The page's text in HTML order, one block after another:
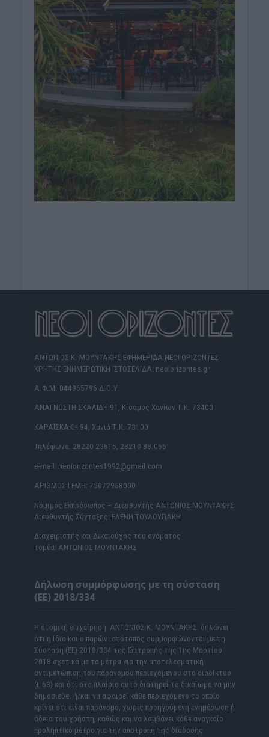
ΑΝΤΩΝΙΟΣ Κ. ΜΟΥΝΤΑΚΗΣ ΕΦΗΜΕΡΙΔΑ ΝΕΟΙ ΟΡΙΖΟΝΤΕΣ
ΚΡΗΤΗΣ ΕΝΗΜΕΡΩΤΙΚΗ ΙΣΤΟΣΕΛΙΔΑ: neoiorizontes.gr
Α.Φ.Μ. 044965796 Δ.Ο.Υ.
ΑΝΑΓΝΩΣΤΗ ΣΚΑΛΙΔΗ 91, Κίσαμος Χανίων Τ.Κ. 73400
ΚΑΡΑΪΣΚΑΚΗ 94, Χανιά Τ.Κ. 73100
Τηλέφωνα: 28220 23615, 28210 88.066
e-mail: neoiorizontes1992@gmail.com
ΑΡΙΘΜΟΣ ΓΕΜΗ: 75072958000
Νόμιμος Εκπρόσωπος – Διευθυντής ΑΝΤΩΝΙΟΣ ΜΟΥΝΤΑΚΗΣ
Διευθυντής Σύνταξης: ΕΛΕΝΗ ΤΟΥΛΟΥΠΑΚΗ
Διαχειριστής και Δικαιούχος του ονόματος
τομέα: ΑΝΤΩΝΙΟΣ ΜΟΥΝΤΑΚΗΣ
Δήλωση συμμόρφωσης με τη σύσταση
(ΕΕ) 2018/334
Η ατομική επιχείρηση ΑΝΤΩΝΙΟΣ Κ. ΜΟΥΝΤΑΚΗΣ δηλώνει
ότι η ίδια και ο παρών ιστότοπος συμμορφώνονται με τη
Σύσταση (ΕΕ) 2018/334 της Επιτροπής της 1ης Μαρτίου
2018 σχετικά με τα μέτρα για την αποτελεσματική
αντιμετώπιση του παράνομου περιεχομένου στο διαδίκτυο
(L 63) και ότι στο πλαίσιο αυτό διατηρεί το δικαίωμα να μην
δημοσιεύει ή/και να αφαιρεί κάθε περιεχόμενο το οποίο
κρίνει ότι είναι παράνομο, χωρίς προηγούμενη ενημέρωση ή
άδεια του χρήστη, καθώς και να λαμβάνει κάθε αναγκαίο
προληπτικό μέτρο για την αποτροπή της διάδοσης